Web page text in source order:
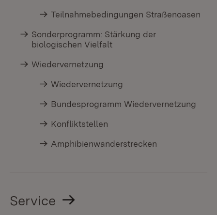
Teilnahmebedingungen Straßenoasen
Sonderprogramm: Stärkung der
biologischen Vielfalt
Wiedervernetzung
Wiedervernetzung
Bundesprogramm Wiedervernetzung
Konfliktstellen
Amphibienwanderstrecken
Service